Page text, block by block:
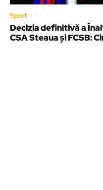
Sport
Decizia definitivă a
CSA Steaua și FCSB: